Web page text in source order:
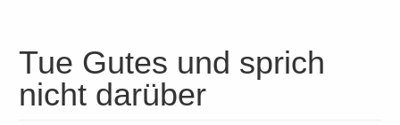
Tue Gutes und sprich
nicht darüber